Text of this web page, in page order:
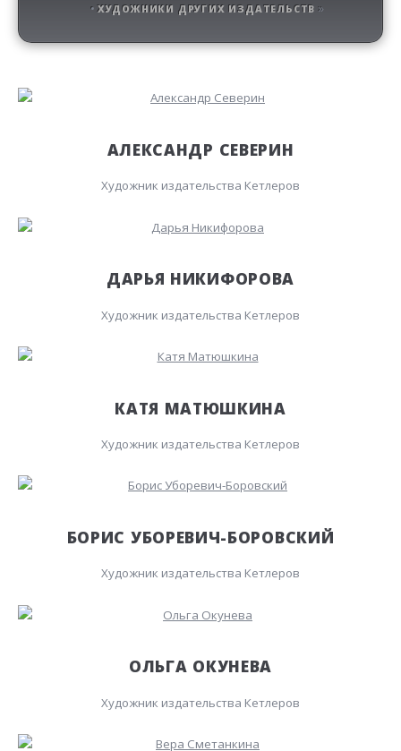
ХУДОЖНИКИ ДРУГИХ ИЗДАТЕЛЬСТВ
АЛЕКСАНДР СЕВЕРИН
Художник издательства Кетлеров
ДАРЬЯ НИКИФОРОВА
Художник издательства Кетлеров
КАТЯ МАТЮШКИНА
Художник издательства Кетлеров
БОРИС УБОРЕВИЧ-БОРОВСКИЙ
Художник издательства Кетлеров
ОЛЬГА ОКУНЕВА
Художник издательства Кетлеров